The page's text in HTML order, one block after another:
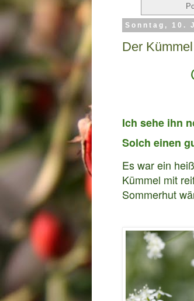
Sonntag, 10.
Der
Ich sehe ihn
Solch einen
Es war ein
Kümmel mit
Sommerhut